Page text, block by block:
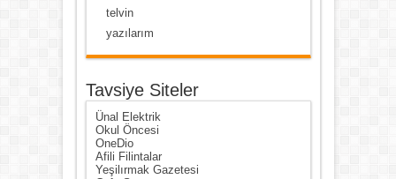
telvin
yazılarım
Tavsiye Siteler
Ünal Elektrik
Okul Öncesi
OneDio
Afili Filintalar
Yeşilırmak Gazetesi